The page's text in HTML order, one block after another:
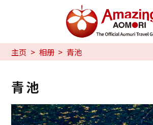
主页 相册 青池
青池